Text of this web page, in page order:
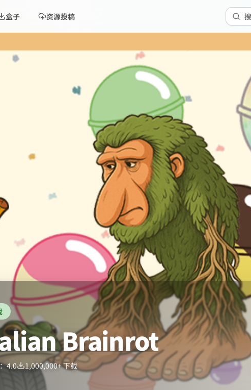
盒子 资源投稿
Brainrot
4.0 1,000,000+下载